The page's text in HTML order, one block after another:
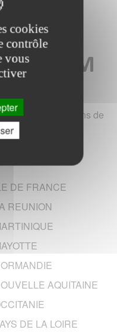
(hotels, locations de
DE FRANCE
REUNION
AQUITAINE
DE LA LOIRE
cookies
contrôle
vous